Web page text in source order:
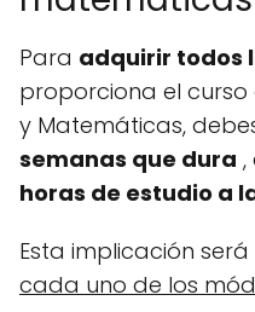
Para adquirir todos
proporciona el curso
y Matemáticas,
semanas que dura ,
horas de estudio a
Esta implicación
cada uno de los